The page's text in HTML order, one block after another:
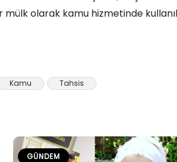
olarak kamu hizmetinde
Kamu Tahsis
GÜNDEM